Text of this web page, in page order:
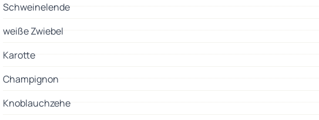
Schweinelende
weiße Zwiebel
Karotte
Champignon
Knoblauchzehe